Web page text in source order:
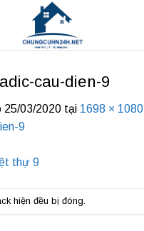
cau-dien-9
25/03/2020 tại 1698 × 1080
9
hiện đều bị đóng.